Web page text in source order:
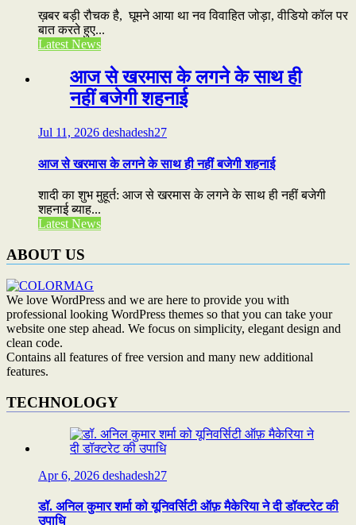
ख़बर बड़ी रौचक है, घूमने आया था नव विवाहित जोड़ा, वीडियो कॉल पर
बात करते हुए...
Latest News
आज से खरमास के लगने के साथ ही
नहीं बजेगी शहनाई
Jul 11, 2026 deshadesh27
आज से खरमास के लगने के साथ ही नहीं बजेगी शहनाई
शादी का शुभ मुहूर्त: आज से खरमास के लगने के साथ ही नहीं बजेगी
शहनाई ब्याह...
Latest News
ABOUT US
We love WordPress and we are here to provide you with
professional looking WordPress themes so that you can take your
website one step ahead. We focus on simplicity, elegant design and
clean code.
Contains all features of free version and many new additional
features.
TECHNOLOGY
Apr 6, 2026 deshadesh27
डॉ. अनिल कुमार शर्मा को यूनिवर्सिटी ऑफ़ मैकेरिया ने दी डॉक्टरेट की
उपाधि